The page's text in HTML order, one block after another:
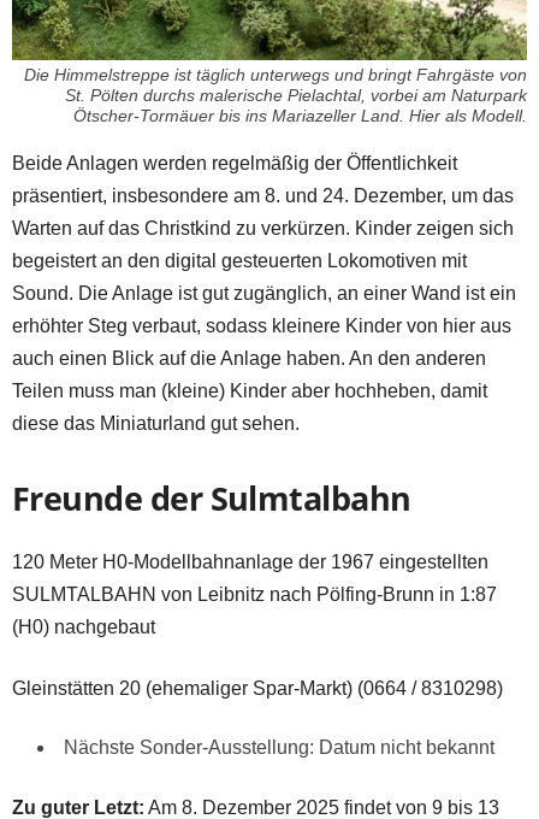
Die Himmelstreppe ist täglich unterwegs und bringt Fahrgäste von
St. Pölten durchs malerische Pielachtal, vorbei am Naturpark
Ötscher-Tormäuer bis ins Mariazeller Land. Hier als Modell.
Beide Anlagen werden regelmäßig der Öffentlichkeit
präsentiert, insbesondere am 8. und 24. Dezember, um das
Warten auf das Christkind zu verkürzen. Kinder zeigen sich
begeistert an den digital gesteuerten Lokomotiven mit
Sound. Die Anlage ist gut zugänglich, an einer Wand ist ein
erhöhter Steg verbaut, sodass kleinere Kinder von hier aus
auch einen Blick auf die Anlage haben. An den anderen
Teilen muss man (kleine) Kinder aber hochheben, damit
diese das Miniaturland gut sehen.
Freunde der Sulmtalbahn
120 Meter H0-Modellbahnanlage der 1967 eingestellten
SULMTALBAHN von Leibnitz nach Pölfing-Brunn in 1:87
(H0) nachgebaut
Gleinstätten 20 (ehemaliger Spar-Markt) (0664 / 8310298)
Nächste Sonder-Ausstellung: Datum nicht bekannt
Zu guter Letzt: Am 8. Dezember 2025 findet von 9 bis 13